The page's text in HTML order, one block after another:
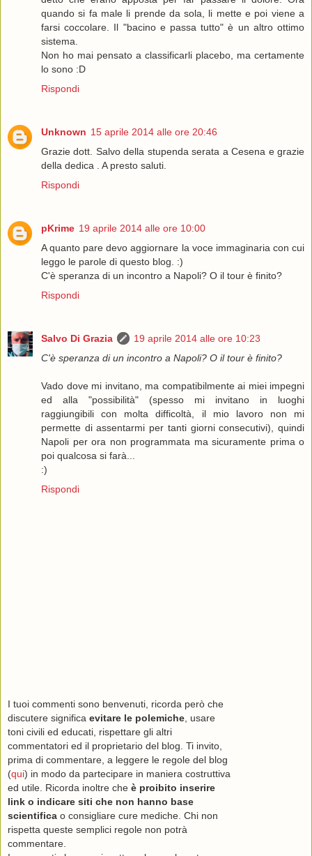
quando si fa male li prende da sola, li mette e poi viene a
farsi coccolare. Il "bacino e passa tutto" è un altro ottimo
sistema.
Non ho mai pensato a classificarli placebo, ma certamente
lo sono :D
Rispondi
Unknown 15 aprile 2014 alle ore 20:46
Grazie dott. Salvo della stupenda serata a Cesena e grazie
della dedica . A presto saluti.
Rispondi
pKrime 19 aprile 2014 alle ore 10:00
A quanto pare devo aggiornare la voce immaginaria con cui
leggo le parole di questo blog. :)
C'è speranza di un incontro a Napoli? O il tour è finito?
Rispondi
Salvo Di Grazia
19 aprile 2014 alle ore 10:23
C'è speranza di un incontro a Napoli? O il tour è finito?
Vado dove mi invitano, ma compatibilmente ai miei impegni
ed alla "possibilità" (spesso mi invitano in luoghi
raggiungibili con molta difficoltà, il mio lavoro non mi
permette di assentarmi per tanti giorni consecutivi), quindi
Napoli per ora non programmata ma sicuramente prima o
poi qualcosa si farà...
:)
Rispondi
I tuoi commenti sono benvenuti, ricorda però che
discutere significa evitare le polemiche , usare
toni civili ed educati, rispettare gli altri
commentatori ed il proprietario del blog. Ti invito,
prima di commentare, a leggere le regole del blog
(qui) in modo da partecipare in maniera costruttiva
ed utile. Ricorda inoltre che è proibito inserire
link o indicare siti che non hanno base
scientifica o consigliare cure mediche. Chi non
rispetta queste semplici regole non potrà
commentare.